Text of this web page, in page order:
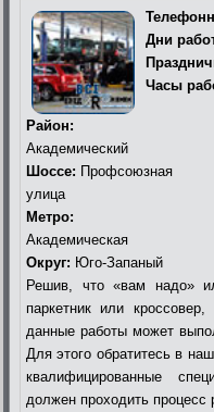
Дни
Часы
Район:
Академический
Шоссе: Профсоюзная
улица
Метро:
Академическая
Округ: Юго-Запаный
Решив, что «вам надо»
паркетник или
данные работы может
Для этого обратитесь в
квалифицированные
должен проходить